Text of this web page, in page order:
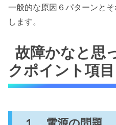
一般的な原因６パターンと
します。
故障かなと思
クポイント項